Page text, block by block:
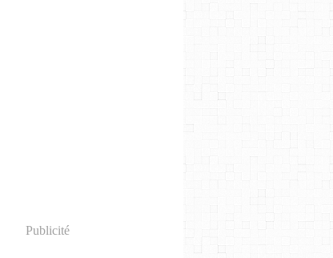
Publicité